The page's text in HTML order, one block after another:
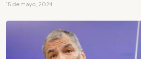
15 de mayo, 2024